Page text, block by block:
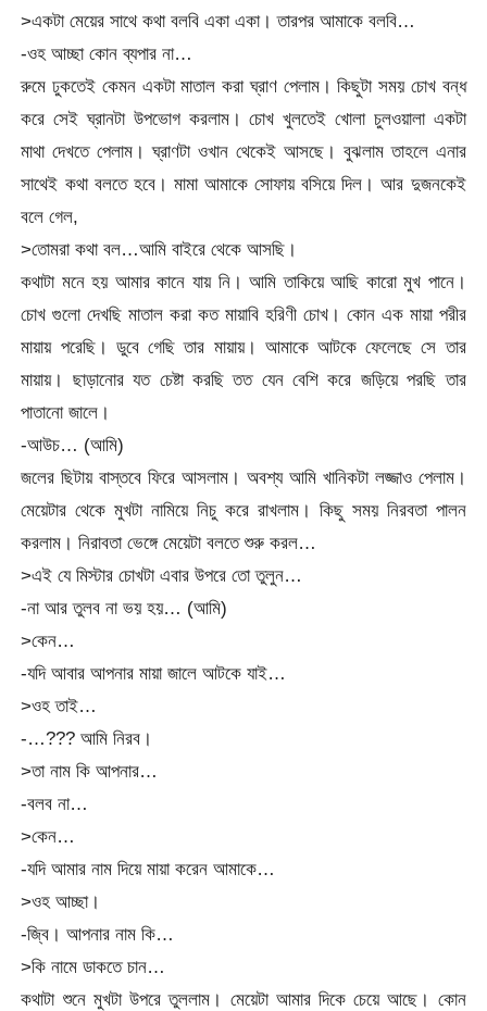
>একটা মেয়ের সাথে কথা বলবি একা একা। তারপর আমাকে বলবি…
-ওহ আচ্ছা কোন ব্যপার না…
রুমে ঢুকতেই কেমন একটা মাতাল করা ঘ্রাণ পেলাম। কিছুটা সময় চোখ বন্ধ
করে সেই ঘ্রানটা উপভোগ করলাম। চোখ খুলতেই খোলা চুলওয়ালা একটা
মাথা দেখতে পেলাম। ঘ্রাণটা ওখান থেকেই আসছে। বুঝলাম তাহলে এনার
সাথেই কথা বলতে হবে। মামা আমাকে সোফায় বসিয়ে দিল। আর দুজনকেই
বলে গেল,
>তোমরা কথা বল…আমি বাইরে থেকে আসছি।
কথাটা মনে হয় আমার কানে যায় নি। আমি তাকিয়ে আছি কারো মুখ পানে।
চোখ গুলো দেখছি মাতাল করা কত মায়াবি হরিণী চোখ। কোন এক মায়া পরীর
মায়ায় পরেছি। ডুবে গেছি তার মায়ায়। আমাকে আটকে ফেলেছে সে তার
মায়ায়। ছাড়ানোর যত চেষ্টা করছি তত যেন বেশি করে জড়িয়ে পরছি তার
পাতানো জালে।
-আউচ… (আমি)
জলের ছিটায় বাস্তবে ফিরে আসলাম। অবশ্য আমি খানিকটা লজ্জাও পেলাম।
মেয়েটার থেকে মুখটা নামিয়ে নিচু করে রাখলাম। কিছু সময় নিরবতা পালন
করলাম। নিরাবতা ভেঙ্গে মেয়েটা বলতে শুরু করল…
>এই যে মিস্টার চোখটা এবার উপরে তো তুলুন…
-না আর তুলব না ভয় হয়… (আমি)
>কেন…
-যদি আবার আপনার মায়া জালে আটকে যাই…
>ওহ তাই…
-…??? আমি নিরব।
>তা নাম কি আপনার…
-বলব না…
>কেন…
-যদি আমার নাম দিয়ে মায়া করেন আমাকে…
>ওহ আচ্ছা।
-জ্বি। আপনার নাম কি…
>কি নামে ডাকতে চান…
কথাটা শুনে মুখটা উপরে তুললাম। মেয়েটা আমার দিকে চেয়ে আছে। কোন